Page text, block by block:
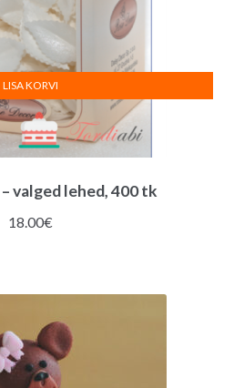
valged lehed, 400 tk
18.00€
LISA KORVI